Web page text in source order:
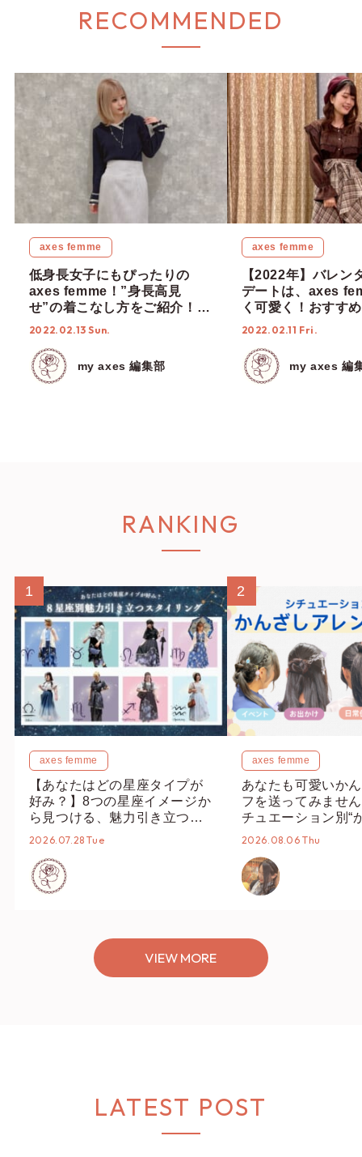
RECOMMENDED
axes femme
低身長女子にもぴったりの
axes femme！”身長高見
せ”の着こなし方をご紹介！
【2022年春コーデ】
2022.02.13 Sun.
my axes 編集部
axes femme
【2022年】バレン
デートは、axes
く可愛く！おすす
レートコーデ5選！
2022.02.11 Fri.
my axes 編
RANKING
1
axes femme
【あなたはどの星座タイプが
好み？】8つの星座イメージか
ら見つける、魅力引き立つス
タイリング♡
2026.07.28 Tue
2
axes femme
あなたも可愛いか
フを送ってみませ
チュエーション別“
オススメ【ショッ
2026.08.06 Thu
VIEW MORE
LATEST POST